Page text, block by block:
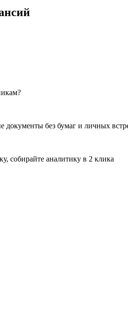
документы без бумаг и личных
собирайте аналитику в 2 клика